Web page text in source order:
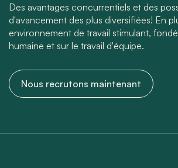
Des avantages concurrentiels et des
d'avancement des plus diversifiées! En
environnement de travail stimulant,
humaine et sur le travail d'équipe.
Nous recrutons maintenant